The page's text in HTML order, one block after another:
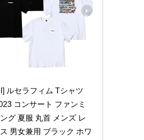
ルセラフィム Tシャツ
コンサート ファンミ
グ 夏服 丸首 メンズ レ
男女兼用 ブラック ホワ